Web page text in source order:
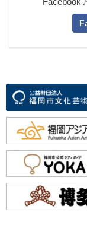
体等または財団が登
登録は、原則として
による登録の重複ま
利用登録の不承認理由
以下に該当する場合、
あります。または、
ます。
（１）ユーザーが実在
またはユーザー登録
は過去に受けたことが
（３）申込みの際の
たこと。
（４）利用申込者が未
いずれかであり、申
込みの際に法定代理
と。
（５）利用申込者及び
会屋もしくはこれに